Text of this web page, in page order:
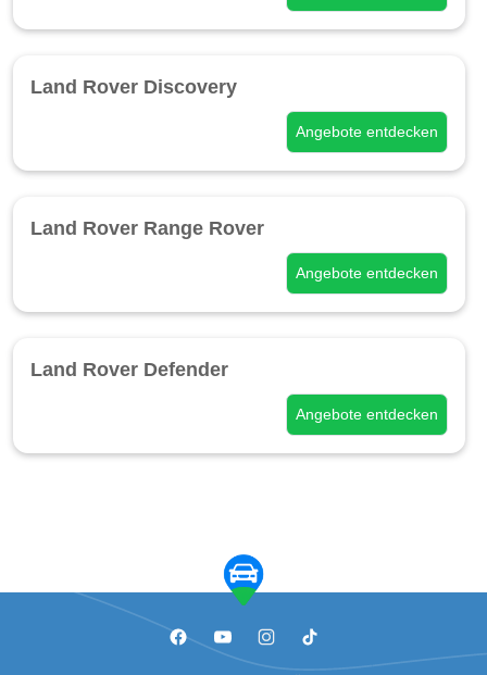
Land Rover Discovery
Angebote entdecken
Land Rover Range Rover
Angebote entdecken
Land Rover Defender
Angebote entdecken